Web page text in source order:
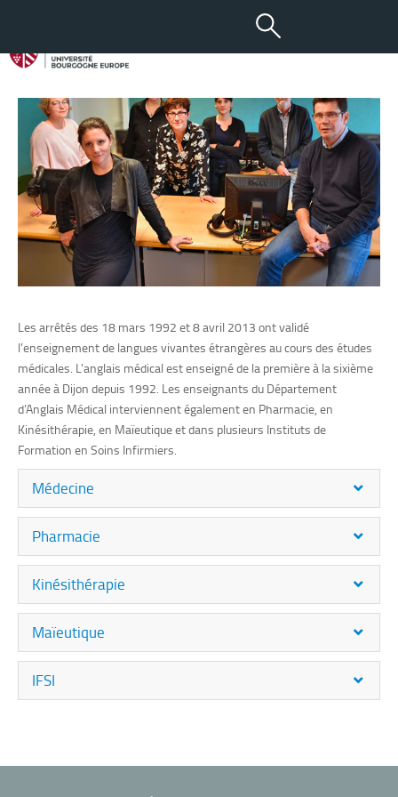
Les arrêtés des 18 mars 1992 et 8 avril 2013 ont validé
l’enseignement de langues vivantes étrangères au cours des études
médicales. L’anglais médical est enseigné de la première à la sixième
année à Dijon depuis 1992. Les enseignants du Département
d’Anglais Médical interviennent également en Pharmacie, en
Kinésithérapie, en Maïeutique et dans plusieurs Instituts de
Formation en Soins Infirmiers.
Médecine
Pharmacie
Kinésithérapie
Maïeutique
IFSI